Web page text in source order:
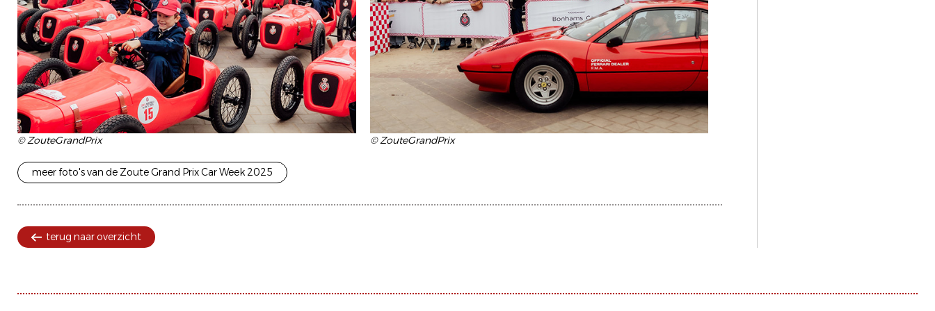
© ZouteGrandPrix © ZouteGrandPrix
meer foto's van de Zoute Grand Prix Car Week 2025
terug naar overzicht